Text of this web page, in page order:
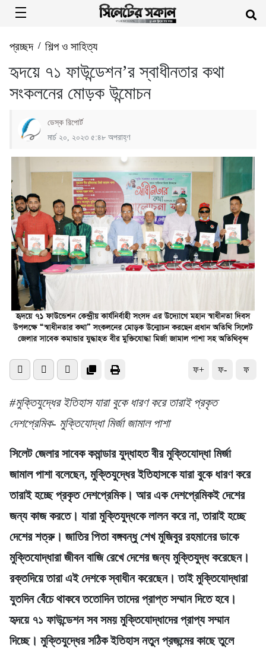
প্রচ্ছদ/ শিল্প ও সাহিত্য
হৃদয়ে ৭১ ফাউন্ডেশন’র স্বাধীনতার কথা
সংকলনের মোড়ক উন্মোচন
ডেস্ক রিপোর্ট
মার্চ ২০, ২০২৩ ৫:৪৮ অপরাহ্ণ
ফ+ ফ- ফ
#মুক্তিযুদ্ধের ইতিহাস যারা বুকে ধারণ করে তারাই প্রকৃত
দেশপ্রেমিক- মুক্তিযোদ্ধা মির্জা জামাল পাশা
সিলেট জেলার সাবেক কমান্ডার যুদ্ধাহত বীর মুক্তিযোদ্ধা মির্জা
জামাল পাশা বলেছেন, মুক্তিযুদ্ধের ইতিহাসকে যারা বুকে ধারণ করে
তারাই হচ্ছে প্রকৃত দেশপ্রেমিক। আর এক দেশপ্রেমিকই দেশের
জন্য কাজ করতে। যারা মুক্তিযুদ্ধকে লালন করে না, তারাই হচ্ছে
দেশের শত্রু। জাতির পিতা বঙ্গবন্ধু শেখ মুজিবুর রহমানের ডাকে
মুক্তিযোদ্ধারা জীবন বাজি রেখে দেশের জন্য মুক্তিযুদ্ধ করেছেন।
রক্তদিয়ে তারা এই দেশকে স্বাধীন করেছেন। তাই মুক্তিযোদ্ধারা
যুতদিন বেঁচে থাকবে ততোদিন তাদের প্রাপ্ত সম্মান দিতে হবে।
হৃদয়ে ৭১ ফাউন্ডেশন সব সময় মুক্তিযোদ্ধাদের প্রাপ্য সম্মান
দিচ্ছে। মুক্তিযুদ্ধের সঠিক ইতিহাস নতুন প্রজন্মের কাছে তুলে